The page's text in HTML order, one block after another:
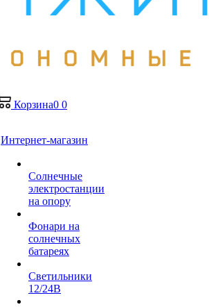
Корзина0 0
Интернет-магазин
Солнечные
электростанции
на опору
Фонари на
солнечных
батареях
Светильники
12/24В